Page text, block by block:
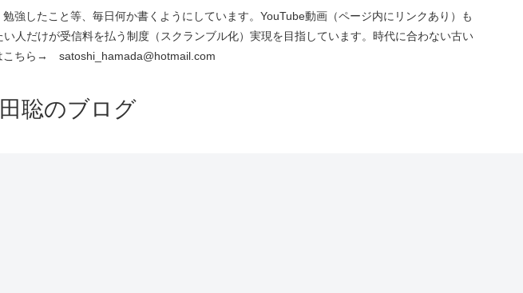
したこと等、毎日何か書くようにしています。YouTube動画（ページ内にリンクあり）も
人だけが受信料を払う制度（スクランブル化）実現を目指しています。時代に合わない古い
こちら→ satoshi_hamada@hotmail.com
聡のブログ